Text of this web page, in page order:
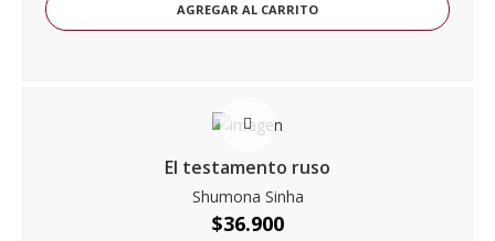
AGREGAR AL CARRITO
El testamento ruso
Shumona Sinha
$36.900